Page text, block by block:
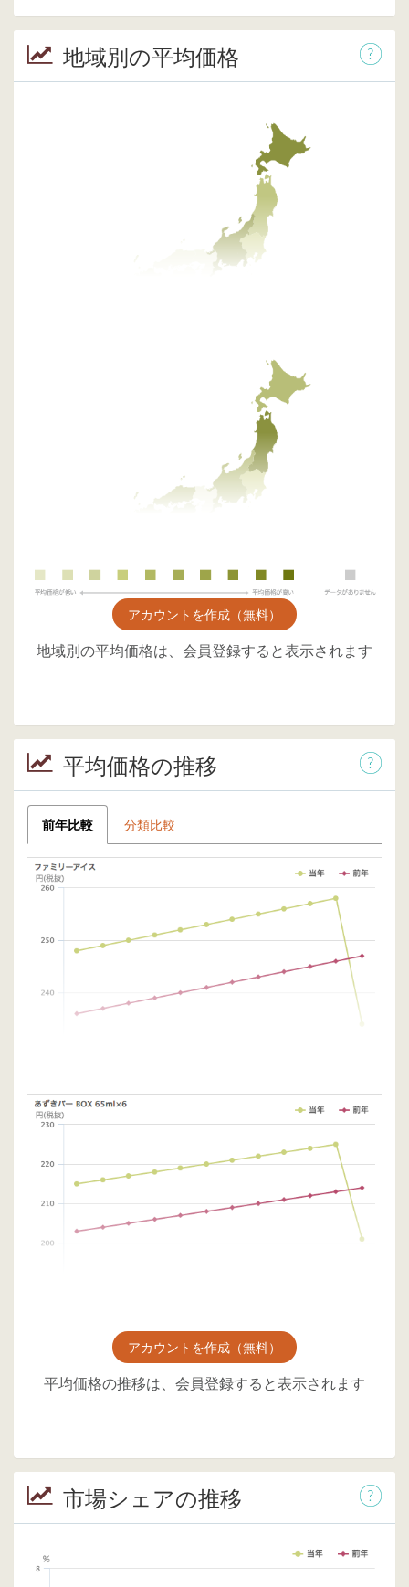
地域別の平均価格
アカウントを作成（無料）
地域別の平均価格は、会員登録すると表示されます
平均価格の推移
前年比較 分類比較
アカウントを作成（無料）
平均価格の推移は、会員登録すると表示されます
市場シェアの推移